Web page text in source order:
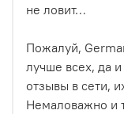
не ловит…
Пожалуй,
лучше всех, да
отзывы в сети,
Немаловажно и